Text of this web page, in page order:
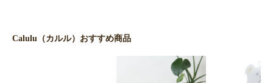
Calulu（カルル）おすすめ商品